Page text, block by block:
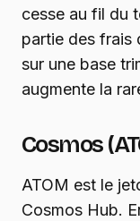
cesse au fil du
partie des frais
sur une base
augmente la
Cosmos
ATOM est le
Cosmos Hub.